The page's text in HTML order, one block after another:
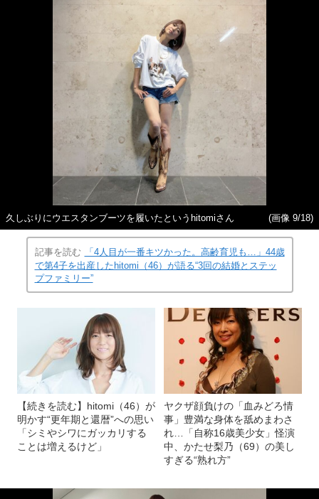
久しぶりにウエスタンブーツを履いたというhitomiさん (画像 9/18)
記事を読む
「4人目が一番キツかった。高齢育児も…」44歳
で第4子を出産したhitomi（46）が語る“3回の結婚とステッ
プファミリー”
【続きを読む】hitomi（46）が
明かす“更年期と還暦”への思い
「シミやシワにガッカリする
ことは増えるけど」
ヤクザ顔負けの「血みどろ情
事」豊満な身体を舐めまわさ
れ…「自称16歳美少女」怪演
中、かたせ梨乃（69）の美し
すぎる“熟れ方”